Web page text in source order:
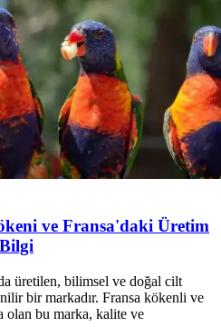
ve Fransa'daki Üretim
üretilen, bilimsel ve doğal cilt
bir markadır. Fransa kökenli ve
olan bu marka, kalite ve